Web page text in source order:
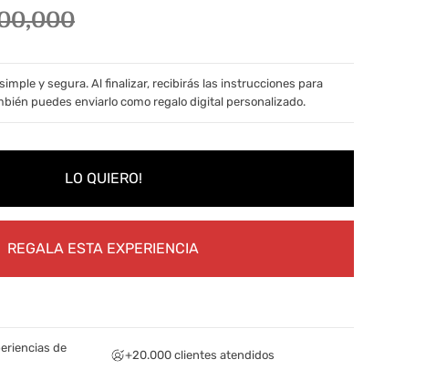
y segura. Al finalizar, recibirás las instrucciones para
puedes enviarlo como regalo digital personalizado.
LO QUIERO!
REGALA ESTA EXPERIENCIA
de
+20.000 clientes atendidos